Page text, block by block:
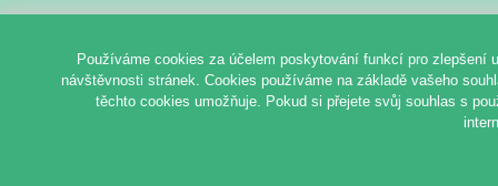
Používáme cookies za účelem poskytování funkcí pro zlepšení
návštěvnosti stránek. Cookies používáme na základě vašeho
těchto cookies umožňuje. Pokud si přejete svůj souhlas s